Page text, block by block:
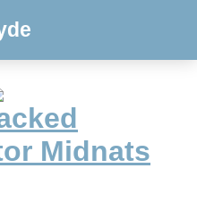
Midnats